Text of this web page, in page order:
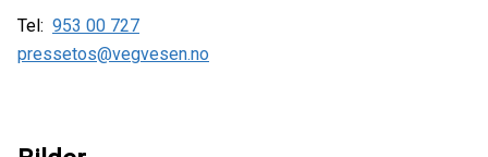
Tel: 953 00 727
pressetos@vegvesen.no